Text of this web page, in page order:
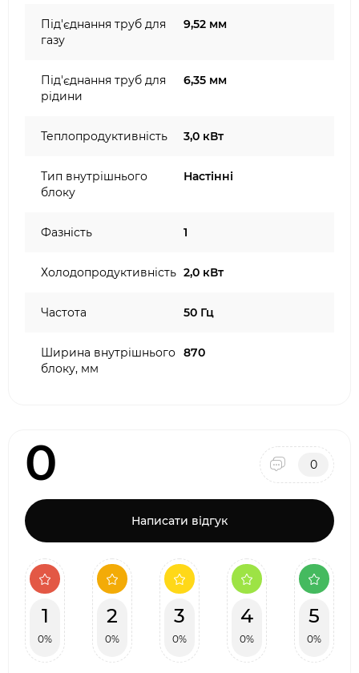
Під'єднання труб для
газу
9,52 мм
Під'єднання труб для
рідини
6,35 мм
Теплопродуктивність 3,0 кВт
Тип внутрішнього
блоку
Настінні
Фазність 1
Холодопродуктивність 2,0 кВт
Частота 50 Гц
Ширина внутрішнього
блоку, мм
870
0 0
Написати відгук
1
0%
2
0%
3
0%
4
0%
5
0%